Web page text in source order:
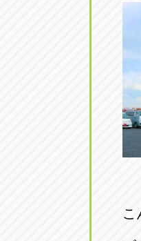
愛知県春
アップル
愛知県北
アップル
愛知県碧
愛知県常こ